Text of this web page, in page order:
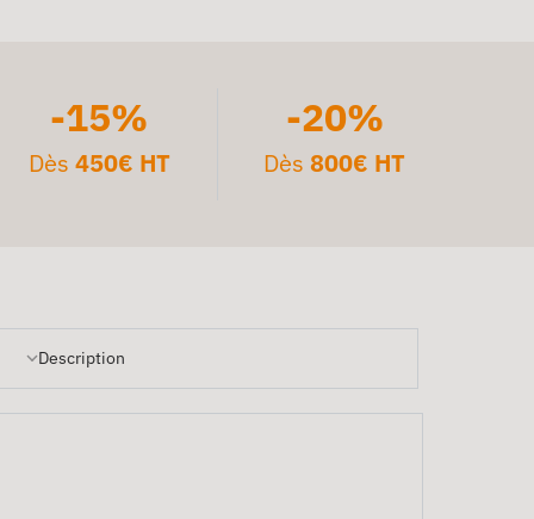
-15%
Dès 450€ HT
-20%
Dès800€ HT
Description